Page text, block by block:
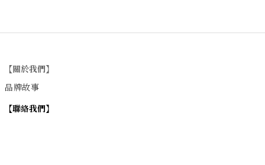
【關於我們】
品牌故事
【聯絡我們】